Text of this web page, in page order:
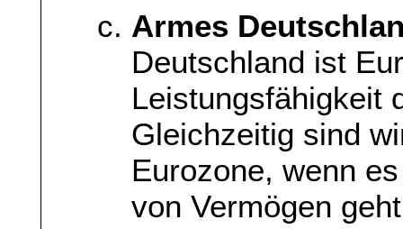
Armes
Deutschland ist
Leistungsfähigkeit
Gleichzeitig sind
Eurozone, wenn
von Vermögen